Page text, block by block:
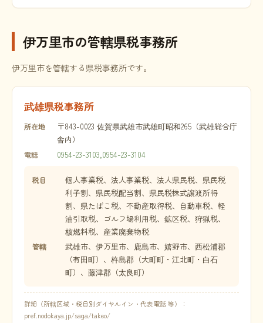
伊万里市の管轄県税事務所
伊万里市を管轄する県税事務所です。
武雄県税事務所
所在地
〒843-0023 佐賀県武雄市武雄町昭和265（武雄総合庁
舎内）
電話 0954-23-3103,0954-23-3104
税目
個人事業税、法人事業税、法人県民税、県民税
利子割、県民税配当割、県民税株式譲渡所得
割、県たばこ税、不動産取得税、自動車税、軽
油引取税、ゴルフ場利用税、鉱区税、狩猟税、
核燃料税、産業廃棄物税
管轄
武雄市、伊万里市、鹿島市、嬉野市、西松浦郡
（有田町）、杵島郡（大町町・江北町・白石
町）、藤津郡（太良町）
詳細（所轄区域・税目別ダイヤルイン・代表電話 等）：
pref.nodokaya.jp/saga/takeo/